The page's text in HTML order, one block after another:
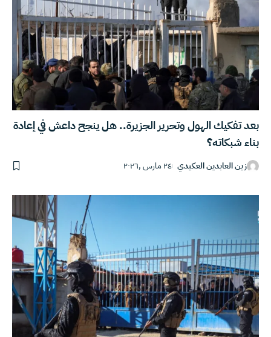
بعد تفكيك الهول وتحرير الجزيرة.. هل ينجح داعش في إعادة
بناء شبكاته؟
زين العابدين العكيدي ٢٤ مارس ,٢٠٢٦